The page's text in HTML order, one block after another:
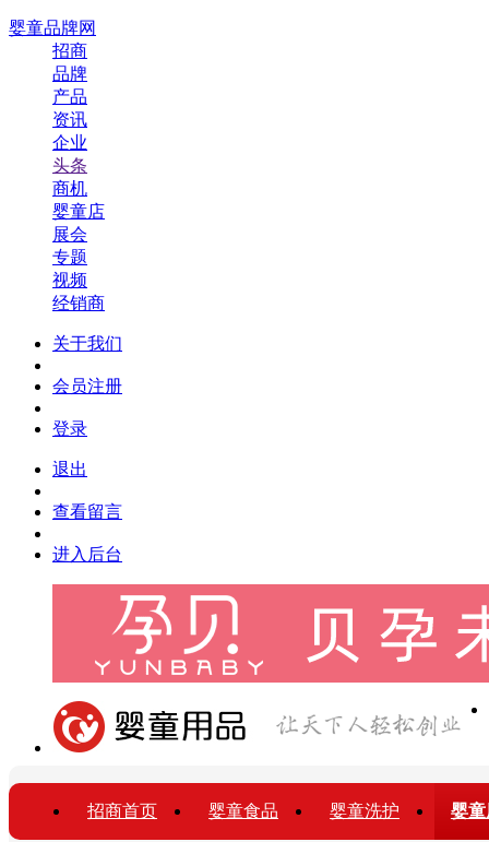
婴童品牌网
招商
品牌
产品
资讯
企业
头条
商机
婴童店
展会
专题
视频
经销商
关于我们
会员注册
登录
退出
查看留言
进入后台
招商首页 婴童食品 婴童洗护 婴